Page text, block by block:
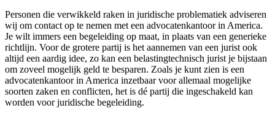
Personen die verwikkeld raken in juridische problematiek adviseren
wij om contact op te nemen met een advocatenkantoor in America.
Je wilt immers een begeleiding op maat, in plaats van een generieke
richtlijn. Voor de grotere partij is het aannemen van een jurist ook
altijd een aardig idee, zo kan een belastingtechnisch jurist je bijstaan
om zoveel mogelijk geld te besparen. Zoals je kunt zien is een
advocatenkantoor in America inzetbaar voor allemaal mogelijke
soorten zaken en conflicten, het is dé partij die ingeschakeld kan
worden voor juridische begeleiding.